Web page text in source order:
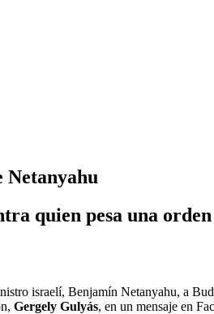
Netanyahu
quien pesa una
israelí, Benjamín Netanyahu, a
Gergely Gulyás, en un mensaje en